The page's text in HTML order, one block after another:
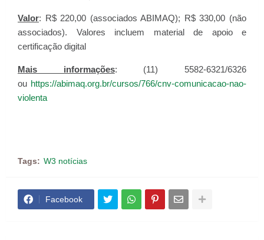
Valor: R$ 220,00 (associados ABIMAQ); R$ 330,00 (não
associados). Valores incluem material de apoio e
certificação digital
Mais informações: (11) 5582-6321/6326
ou https://abimaq.org.br/cursos/766/cnv-comunicacao-nao-
violenta
Tags: W3 notícias
Facebook